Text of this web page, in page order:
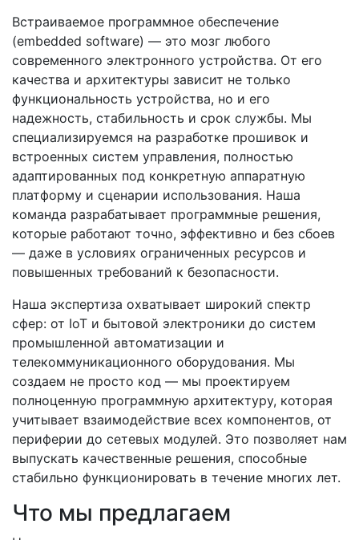
Встраиваемое программное обеспечение
(embedded software) — это мозг любого
современного электронного устройства. От его
качества и архитектуры зависит не только
функциональность устройства, но и его
надежность, стабильность и срок службы. Мы
специализируемся на разработке прошивок и
встроенных систем управления, полностью
адаптированных под конкретную аппаратную
платформу и сценарии использования. Наша
команда разрабатывает программные решения,
которые работают точно, эффективно и без сбоев
— даже в условиях ограниченных ресурсов и
повышенных требований к безопасности.
Наша экспертиза охватывает широкий спектр
сфер: от IoT и бытовой электроники до систем
промышленной автоматизации и
телекоммуникационного оборудования. Мы
создаем не просто код — мы проектируем
полноценную программную архитектуру, которая
учитывает взаимодействие всех компонентов, от
периферии до сетевых модулей. Это позволяет нам
выпускать качественные решения, способные
стабильно функционировать в течение многих лет.
Что мы предлагаем